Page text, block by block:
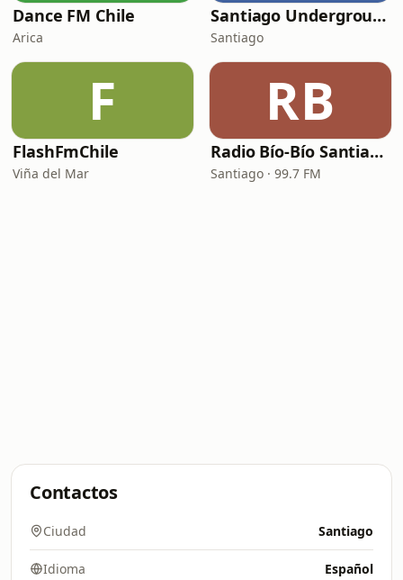
Dance FM Chile
Arica
Santiago Underground
Santiago
F
FlashFmChile
Viña del Mar
RB
Radio Bío-Bío Santiago 99.7
Santiago · 99.7 FM
Contactos
Ciudad Santiago
Idioma Español